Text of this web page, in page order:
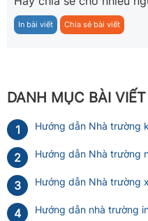
In bài viết Chia sẻ bài viết
DANH MỤC BÀI VIẾT
1 Hướng dẫn Nhà trường
2 Hướng dẫn Nhà trường
3 Hướng dẫn Nhà trường
4 Hướng dẫn nhà trường